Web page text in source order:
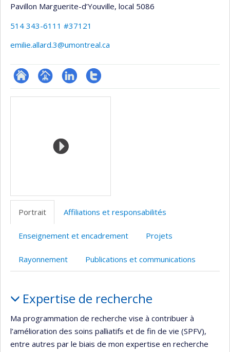
Pavillon Marguerite-d’Youville, local 5086
514 343-6111 #37121
emilie.allard.3@umontreal.ca
ResearchGate
Page LinkedInCompte
Médias
Portrait Affiliations et responsabilités
Enseignement et encadrement Projets
Rayonnement Publications et communications
Expertise de recherche
Ma programmation de recherche vise à contribuer à
l’amélioration des soins palliatifs et de fin de vie (SPFV),
entre autres par le biais de mon expertise en recherche